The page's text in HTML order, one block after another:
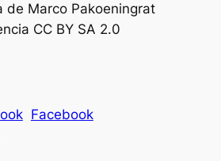
de Marco Pakoeningrat
CC BY SA 2.0
Facebook